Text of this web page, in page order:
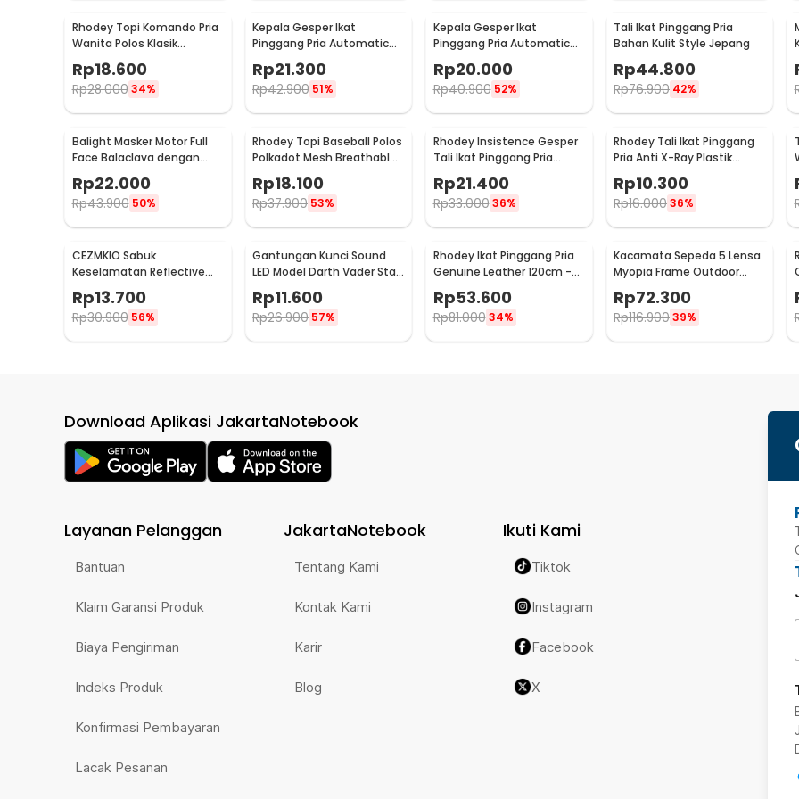
Rhodey Topi Komando Pria
Wanita Polos Klasik
Polyester - F314
Rp18.600
Rp28.000 34%
Kepala Gesper Ikat
Pinggang Pria Automatic
Belt Buckle Metal Model 2 -
620
Rp21.300
Rp42.900 51%
Kepala Gesper Ikat
Pinggang Pria Automatic
620
Rp20.000
Rp40.900 52%
Tali Ikat Pinggang Pria
Bahan Kulit Style Jepang
Rp44.800
Rp76.900 42%
Balight Masker Motor Full
Face Balaclava dengan
Rp22.000
Rp43.900 50%
Rhodey Topi Baseball Polos
Polkadot Mesh Breathable
Katun Poliester - MZ237
Rp18.100
Rp37.900 53%
Rhodey Insistence Gesper
Tali Ikat Pinggang Pria
Rp21.400
Rp33.000 36%
Rhodey Tali Ikat Pinggang
Pria Anti X-Ray Plastik
Automatic Buckle - 899
Rp10.300
Rp16.00036%
CEZMKIO Sabuk
Keselamatan Reflective
Vest Running Gear High
Visibility - B08
Rp13.700
Rp30.900 56%
Gantungan Kunci Sound
LED Model Darth Vader Star
Wars - BS-050
Rp11.600
Rp26.900 57%
Rhodey Ikat Pinggang Pria
Genuine Leather 120cm -
Rp53.600
Rp81.000 34%
Kacamata Sepeda 5 Lensa
Myopia Frame Outdoor
Cycling Sunglasses - 0089
Rp72.300
Rp116.90039%
Download Aplikasi JakartaNotebook
Layanan Pelanggan
Bantuan
Klaim Garansi Produk
Biaya Pengiriman
Indeks Produk
Konfirmasi Pembayaran
Lacak Pesanan
JakartaNotebook
Tentang Kami
Kontak Kami
Karir
Blog
Ikuti Kami
Tiktok
Instagram
Facebook
X